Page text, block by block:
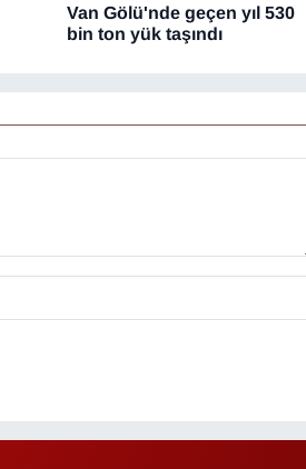
Van Gölü'nde geçen yıl 530
bin ton yük taşındı